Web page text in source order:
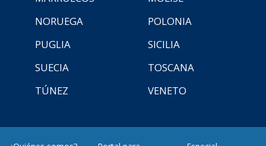
NORUEGA
POLONIA
PUGLIA
SICILIA
SUECIA
TOSCANA
TÚNEZ
VENETO